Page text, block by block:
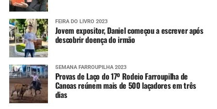
FEIRA DO LIVRO 2023
Jovem expositor, Daniel começou a escrever após
descobrir doença do irmão
SEMANA FARROUPILHA 2023
Provas de Laço do 17º Rodeio Farroupilha de
Canoas reúnem mais de 500 laçadores em três
dias